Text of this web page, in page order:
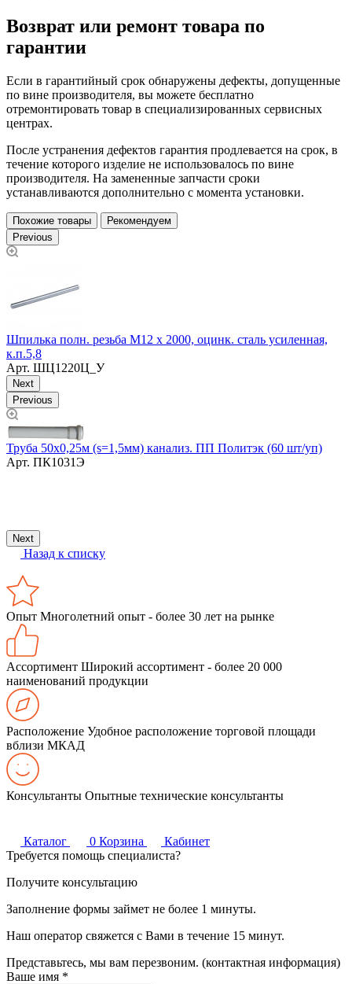
Возврат или ремонт товара по
гарантии
Если в гарантийный срок обнаружены дефекты, допущенные
по вине производителя, вы можете бесплатно
отремонтировать товар в специализированных сервисных
центрах.
После устранения дефектов гарантия продлевается на срок, в
течение которого изделие не использовалось по вине
производителя. На замененные запчасти сроки
устанавливаются дополнительно с момента установки.
Похожие товары
Рекомендуем
Previous
Шпилька полн. резьба М12 х 2000, оцинк. сталь усиленная,
к.п.5,8
Арт. ШЦ1220Ц_У
Next
Previous
Труба 50х0,25м (s=1,5мм) канализ. ПП Политэк (60 шт/уп)
Арт. ПК1031Э
Next
Назад к списку
Опыт Многолетний опыт - более 30 лет на рынке
Ассортимент Широкий ассортимент - более 20 000
наименований продукции
Расположение Удобное расположение торговой площади
вблизи МКАД
Консультанты Опытные технические консультанты
Каталог 0 Корзина
Кабинет
Требуется помощь специалиста?
Получите консультацию
Заполнение формы займет не более 1 минуты.
Наш оператор свяжется с Вами в течение 15 минут.
Представьтесь, мы вам перезвоним. (контактная информация)
Ваше имя *